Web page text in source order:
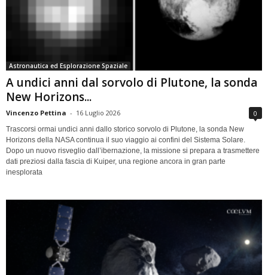
Astronautica ed Esplorazione Spaziale
A undici anni dal sorvolo di Plutone, la sonda
New Horizons...
Vincenzo Pettina - 16 Luglio 2026 0
Trascorsi ormai undici anni dallo storico sorvolo di Plutone, la sonda New
Horizons della NASA continua il suo viaggio ai confini del Sistema Solare.
Dopo un nuovo risveglio dall’ibernazione, la missione si prepara a trasmettere
dati preziosi dalla fascia di Kuiper, una regione ancora in gran parte
inesplorata